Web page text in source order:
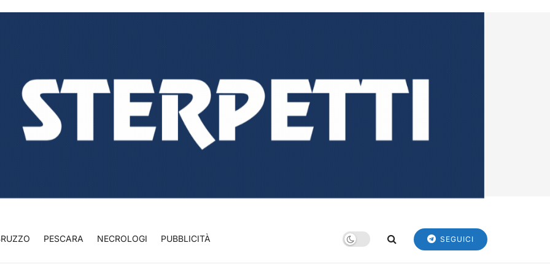
PESCARA NECROLOGI PUBBLICITÀ SEGUICI